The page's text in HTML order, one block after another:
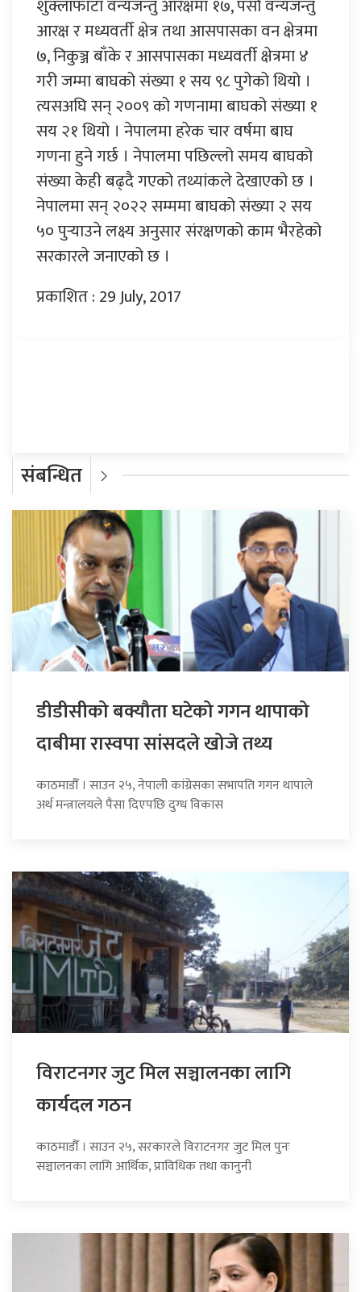
शुक्लाफाँटा वन्यजन्तु आरक्षमा १७, पर्सा वन्यजन्तु
आरक्ष र मध्यवर्ती क्षेत्र तथा आसपासका वन क्षेत्रमा
७, निकुञ्ज बाँके र आसपासका मध्यवर्ती क्षेत्रमा ४
गरी जम्मा बाघको संख्या १ सय ९८ पुगेको थियो ।
त्यसअघि सन् २००९ को गणनामा बाघको संख्या १
सय २१ थियो । नेपालमा हरेक चार वर्षमा बाघ
गणना हुने गर्छ । नेपालमा पछिल्लो समय बाघको
संख्या केही बढ्दै गएको तथ्यांकले देखाएको छ ।
नेपालमा सन् २०२२ सम्ममा बाघको संख्या २ सय
५० पुर्‍याउने लक्ष्य अनुसार संरक्षणको काम भैरहेको
सरकारले जनाएको छ ।
प्रकाशित : 29 July, 2017
संबन्धित
डीडीसीको बक्यौता घटेको गगन थापाको
दाबीमा रास्वपा सांसदले खोजे तथ्य
काठमाडौँ । साउन २५, नेपाली कांग्रेसका सभापति गगन थापाले
अर्थ मन्त्रालयले पैसा दिएपछि दुग्ध विकास
विराटनगर जुट मिल सञ्चालनका लागि
कार्यदल गठन
काठमाडौँ । साउन २५, सरकारले विराटनगर जुट मिल पुनः
सञ्चालनका लागि आर्थिक, प्राविधिक तथा कानुनी